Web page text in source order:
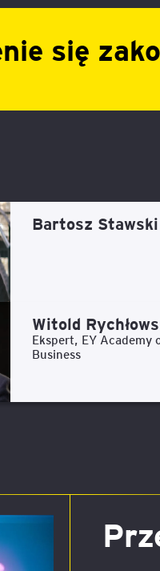
się
Bartosz Stawski
Witold
Ekspert, EY Academy
Business